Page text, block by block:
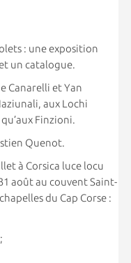
: une exposition
un catalogue.
Canarelli et Yan
aux Lochi
Finzioni.
Quenot.
à Corsica luce locu
août au couvent Saint-
du Cap Corse :